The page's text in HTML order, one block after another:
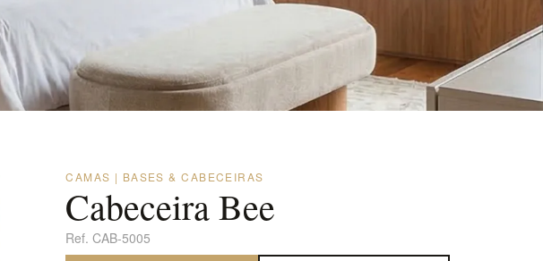
CAMAS | BASES & CABECEIRAS
Cabeceira Bee
Ref. CAB-5005